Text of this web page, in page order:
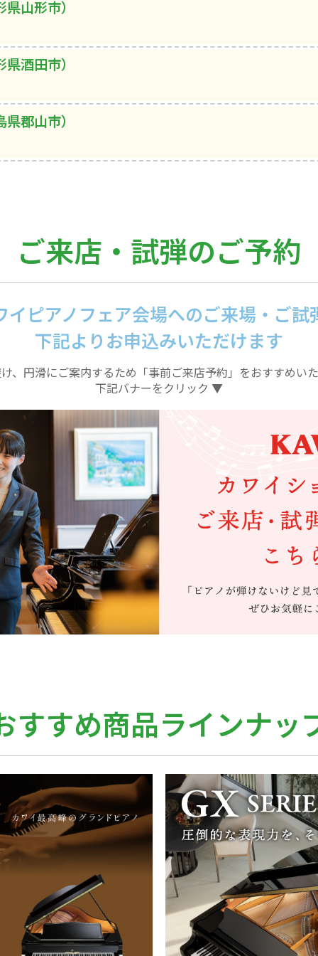
山形市）
酒田市）
郡山市）
ご来店・試弾のご予約
イピアノフェア会場へのご来場・ご試
下記よりお申込みいただけます
、円滑にご案内するため 「事前ご来店予約」をおすすめい
下記バナーをクリック ▼
すすめ商品ラインナッ